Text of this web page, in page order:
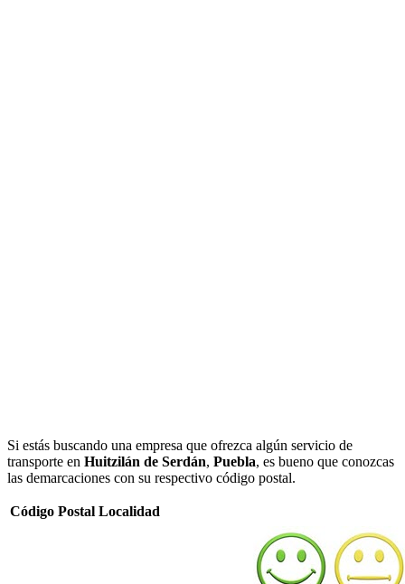
Si estás buscando una empresa que ofrezca algún servicio de
transporte en Huitzilán de Serdán, Puebla, es bueno que conozcas
las demarcaciones con su respectivo código postal.
Código Postal Localidad